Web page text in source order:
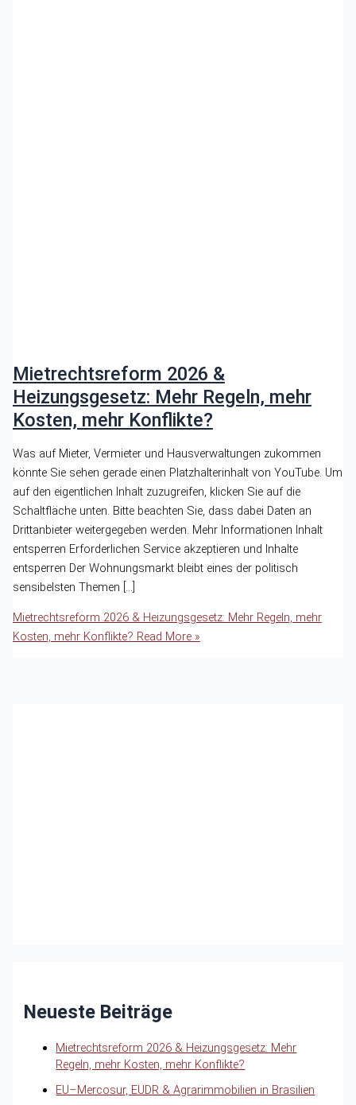
Mietrechtsreform 2026 &
Heizungsgesetz: Mehr Regeln, mehr
Kosten, mehr Konflikte?
Was auf Mieter, Vermieter und Hausverwaltungen zukommen
könnte Sie sehen gerade einen Platzhalterinhalt von YouTube. Um
auf den eigentlichen Inhalt zuzugreifen, klicken Sie auf die
Schaltfläche unten. Bitte beachten Sie, dass dabei Daten an
Drittanbieter weitergegeben werden. Mehr Informationen Inhalt
entsperren Erforderlichen Service akzeptieren und Inhalte
entsperren Der Wohnungsmarkt bleibt eines der politisch
sensibelsten Themen […]
Mietrechtsreform 2026 & Heizungsgesetz: Mehr Regeln, mehr
Kosten, mehr Konflikte? Read More »
Neueste Beiträge
Mietrechtsreform 2026 & Heizungsgesetz: Mehr
Regeln, mehr Kosten, mehr Konflikte?
EU–Mercosur, EUDR & Agrarimmobilien in Brasilien